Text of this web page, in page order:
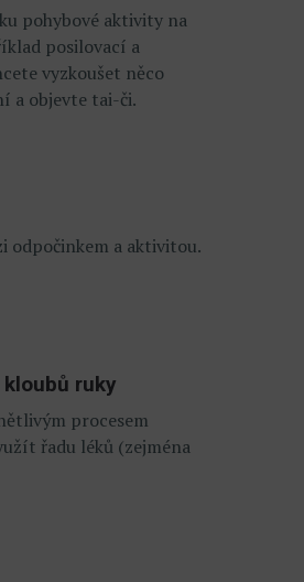
pohybové aktivity na
posilovací a
vyzkoušet něco
a objevte tai-či.
a aktivitou.
ruky
procesem
řadu léků (zejména